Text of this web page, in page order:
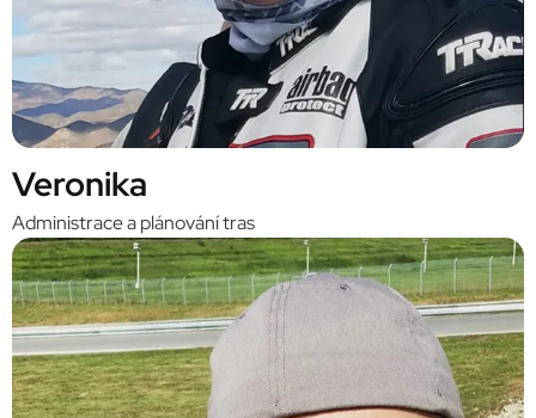
Veronika
Administrace a plánování tras